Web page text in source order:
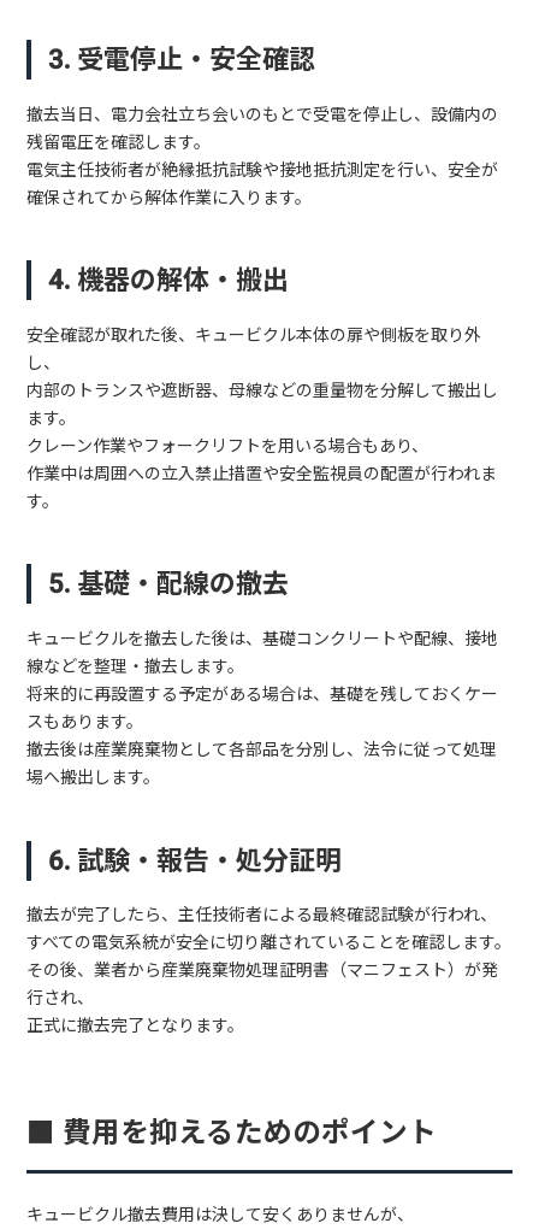
3. 受電停止・安全確認
撤去当日、電力会社立ち会いのもとで受電を停止し、設備内の
残留電圧を確認します。
電気主任技術者が絶縁抵抗試験や接地抵抗測定を行い、安全が
確保されてから解体作業に入ります。
4. 機器の解体・搬出
安全確認が取れた後、キュービクル本体の扉や側板を取り外
し、
内部のトランスや遮断器、母線などの重量物を分解して搬出し
ます。
クレーン作業やフォークリフトを用いる場合もあり、
作業中は周囲への立入禁止措置や安全監視員の配置が行われま
す。
5. 基礎・配線の撤去
キュービクルを撤去した後は、基礎コンクリートや配線、接地
線などを整理・撤去します。
将来的に再設置する予定がある場合は、基礎を残しておくケー
スもあります。
撤去後は産業廃棄物として各部品を分別し、法令に従って処理
場へ搬出します。
6. 試験・報告・処分証明
撤去が完了したら、主任技術者による最終確認試験が行われ、
すべての電気系統が安全に切り離されていることを確認します。
その後、業者から産業廃棄物処理証明書（マニフェスト）が発
行され、
正式に撤去完了となります。
■ 費用を抑えるためのポイント
キュービクル撤去費用は決して安くありませんが、